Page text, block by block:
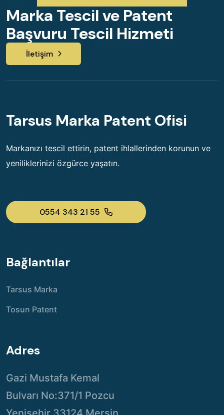
Marka Tescil ve Patent
Başvuru Tescil Hizmeti
İletişim
Tarsus Marka Patent Ofisi
Markanızı tescil ettirin, patent ihlallerinden korunun ve
yeniliklerinizi özgürce yaşatın.
0554 343 21 55
Bağlantılar
Tarsus Marka
Tosun Patent
Adres
Gazi Mustafa Kemal
Bulvarı No:371/1 Pozcu